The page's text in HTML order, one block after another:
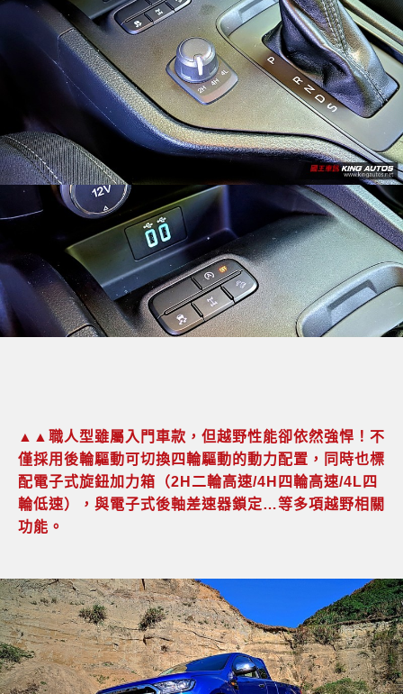
▲▲職人型雖屬入門車款，但越野性能卻依然強悍！不
僅採用後輪驅動可切換四輪驅動的動力配置，同時也標
配電子式旋鈕加力箱（2H二輪高速/4H四輪高速/4L四
輪低速），與電子式後軸差速器鎖定…等多項越野相關
功能。